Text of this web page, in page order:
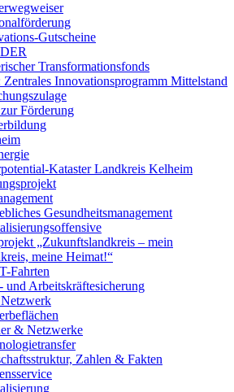
Gutscheine
Transformationsfonds
Innovationsprogramm Mittelstand
Förderung
Kataster Landkreis Kelheim
Gesundheitsmanagement
„Zukunftslandkreis – mein
meine Heimat!“
Fahrten
und Arbeitskräftesicherung
& Netzwerke
Zahlen & Fakten